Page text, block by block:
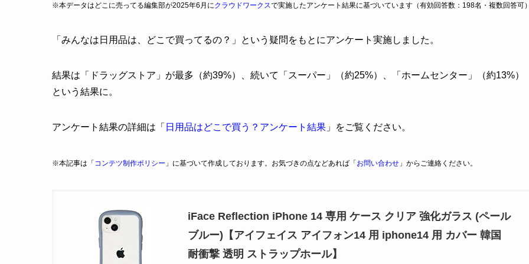
※本データはどこに売ってる編集部が2025年6月にクラウドワークスで実施したアンケート結果に基づいています（有効回答数：198名・複数回答可
「みんなは日用品は、どこで買ってるの？」という疑問をもとにアンケート実施しました。
結果は「ドラッグストア」が最多（約39%）、続いて「スーパー」（約25%）、「ホームセンター」（約13%）
という結果に。
アンケート結果の詳細は「 日用品はどこで買う？アンケート結果 」をご覧ください。
※本記事は「 コンテツ制作ポリシー 」に基づいて作成しております。お気づきの点などあれば「 お問い合わせ 」からご連絡ください。
iFace Reflection iPhone 14 専用 ケース クリア 強化ガラス (ペール
ブルー)【アイフェイス アイフォン14 用 iphone14 用 カバー 韓国
耐衝撃 透明 ストラップホール】